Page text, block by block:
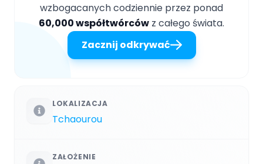
wzbogacanych codziennie przez ponad
60,000 współtwórców z całego świata.
Zacznij odkrywać
LOKALIZACJA
Tchaourou
ZAŁOŻENIE